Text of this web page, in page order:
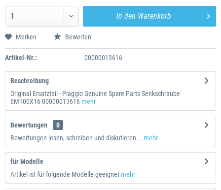
In den Warenkorb
Merken Bewerten
Artikel-Nr.: 00000013616
Beschreibung
Original Ersatzteil - Piaggio Genuine Spare Parts Senkschraube
6M100X16 00000013616 mehr
Bewertungen
0
Bewertungen lesen, schreiben und diskutieren... mehr
für Modelle
Artikel ist für folgende Modelle geeignet mehr